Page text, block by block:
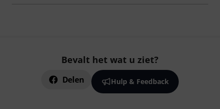
Bevalt het wat u ziet?
Delen Hulp & Feedback